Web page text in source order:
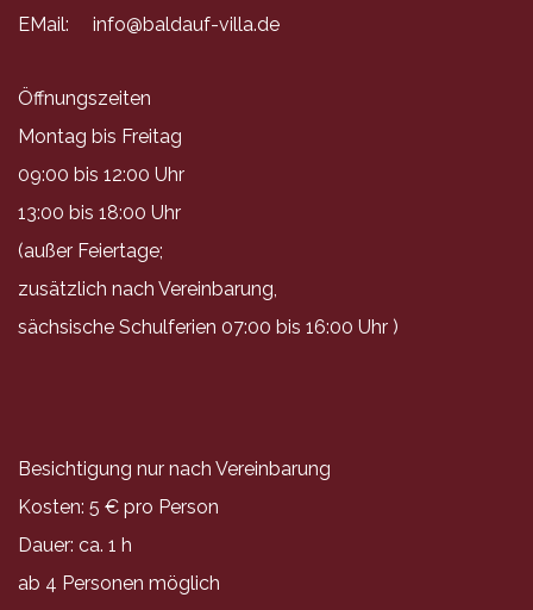
EMail: info@baldauf-villa.de
Öffnungszeiten
Montag bis Freitag
09:00 bis 12:00 Uhr
13:00 bis 18:00 Uhr
(außer Feiertage;
zusätzlich nach Vereinbarung,
sächsische Schulferien 07:00 bis 16:00 Uhr )
Besichtigung nur nach Vereinbarung
Kosten: 5 € pro Person
Dauer: ca. 1 h
ab 4 Personen möglich